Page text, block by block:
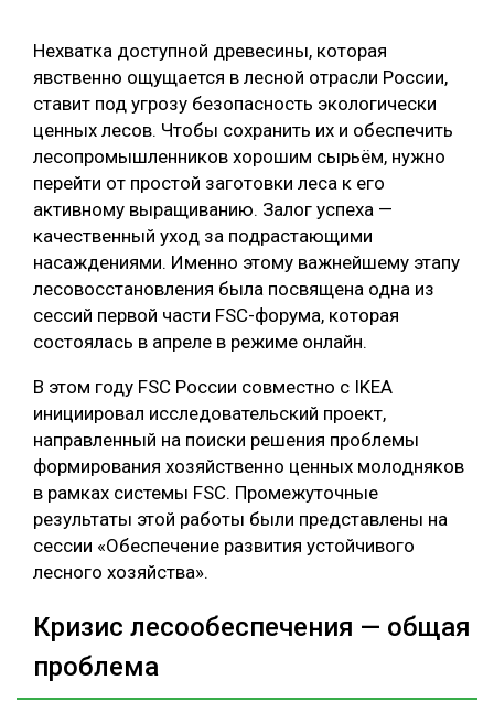
МЕБЕЛЬНОЕ ПРОИЗВОДСТВО
Нехватка доступной древесины, которая
явственно ощущается в лесной отрасли России,
ставит под угрозу безопасность экологически
ценных лесов. Чтобы сохранить их и обеспечить
лесопромышленников хорошим сырьём, нужно
перейти от простой заготовки леса к его
активному выращиванию. Залог успеха —
качественный уход за подрастающими
насаждениями. Именно этому важнейшему этапу
лесовосстановления была посвящена одна из
сессий первой части FSC-форума, которая
состоялась в апреле в режиме онлайн.
В этом году FSC России совместно с IKEA
инициировал исследовательский проект,
направленный на поиски решения проблемы
формирования хозяйственно ценных молодняков
в рамках системы FSC. Промежуточные
результаты этой работы были представлены на
сессии «Обеспечение развития устойчивого
лесного хозяйства».
Кризис лесообеспечения — общая
проблема